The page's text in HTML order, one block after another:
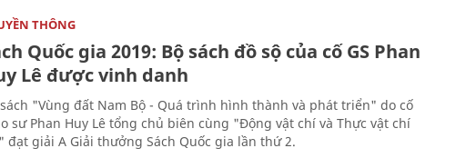
THÔNG
Quốc gia 2019: Bộ sách đồ sộ của cố GS Phan
Lê được vinh danh
"Vùng đất Nam Bộ - Quá trình hình thành và phát triển" do cố
sư Phan Huy Lê tổng chủ biên cùng "Động vật chí và Thực vật chí
đạt giải A Giải thưởng Sách Quốc gia lần thứ 2.